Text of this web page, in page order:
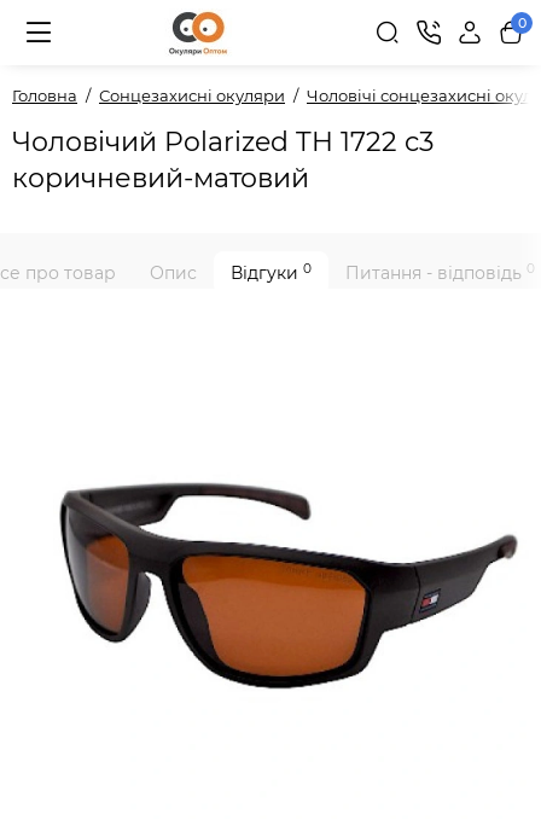
0
Головна Сонцезахисні окуляри Чоловічі сонцезахисні
Чоловічий Polarized TH 1722 c3
коричневий-матовий
про товар Опис Відгуки 0 Питання - відповідь 0